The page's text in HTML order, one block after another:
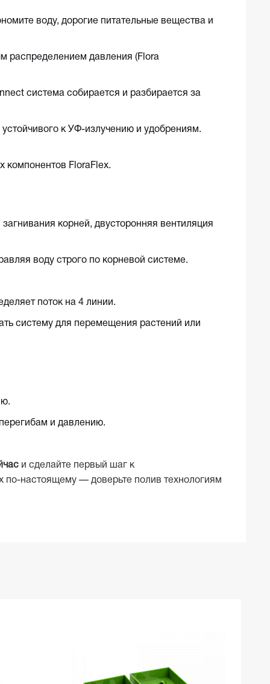
воду, дорогие питательные вещества и
распределением давления (Flora
система собирается и разбирается за
к УФ-излучению и удобрениям.
компонентов FloraFlex.
корней, двусторонняя вентиляция
воду строго по корневой системе.
поток на 4 линии.
систему для перемещения растений или
и давлению.
и сделайте первый шаг к
по-настоящему — доверьте полив технологиям